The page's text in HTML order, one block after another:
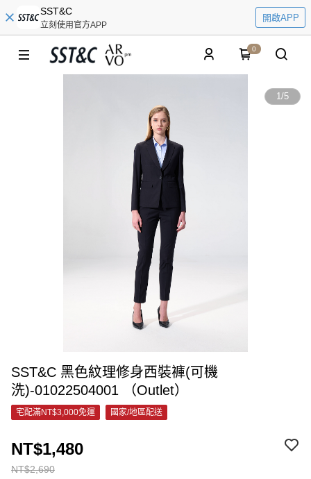
SST&C
立刻使用官方APP
開啟APP
0
1/5
SST&C 黑色紋理修身西裝褲(可機
洗)-01022504001 （Outlet）
宅配滿NT$3,000免運 國家/地區配送
NT$2,690
NT$1,480